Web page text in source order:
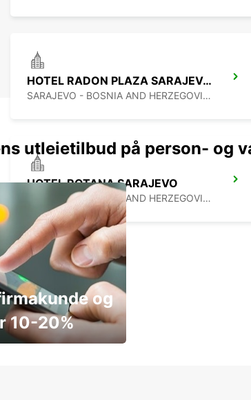
HOTEL RADON PLAZA SARAJEVO MEET AND GREET
SARAJEVO - BOSNIA AND HERZEGOVINA
HOTEL ROTANA SARAJEVO
SARAJEVO - BOSNIA AND HERZEGOVINA
utleietilbud på person- og
og
10-20%